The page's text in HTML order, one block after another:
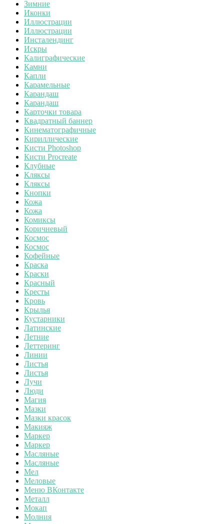
Зимние
Иконки
Иллюстрации
Иллюстрации
Инсталендинг
Искры
Калиграфические
Камни
Капли
Карамельные
Карандаш
Карандаш
Карточки товара
Квадратный баннер
Кинематографичные
Кириллические
Кисти Photoshop
Кисти Procreate
Клубные
Кляксы
Кляксы
Кнопки
Кожа
Кожа
Комиксы
Коричневый
Космос
Космос
Кофейные
Краска
Краски
Красный
Кресты
Кровь
Крылья
Кустарники
Латинские
Летние
Леттеринг
Линии
Листья
Листья
Лучи
Люди
Магия
Мазки
Мазки красок
Макияж
Маркер
Маркер
Масляные
Масляные
Мел
Меловые
Меню ВКонтакте
Металл
Мокап
Молния